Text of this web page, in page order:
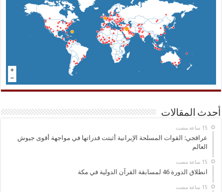
أحدث المقالات
عراقجي: القوات المسلحة الإيرانية أثبتت قدراتها في مواجهة أقوى جيوش
العالم
انطلاق الدورة 46 لمسابقة القرآن الدولية في مكة